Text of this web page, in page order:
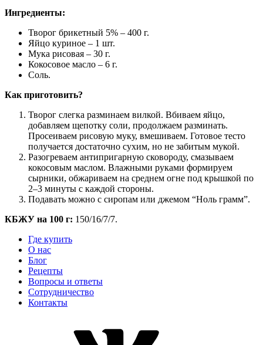
Ингредиенты:
Творог брикетный 5% – 400 г.
Яйцо куриное – 1 шт.
Мука рисовая – 30 г.
Кокосовое масло – 6 г.
Соль.
Как приготовить?
Творог слегка разминаем вилкой. Вбиваем яйцо,
добавляем щепотку соли, продолжаем разминать.
Просеиваем рисовую муку, вмешиваем. Готовое тесто
получается достаточно сухим, но не забитым мукой.
Разогреваем антипригарную сковороду, смазываем
кокосовым маслом. Влажными руками формируем
сырники, обжариваем на среднем огне под крышкой по
2–3 минуты с каждой стороны.
Подавать можно с сиропам или джемом “Ноль грамм”.
КБЖУ на 100 г: 150/16/7/7.
Где купить
О нас
Блог
Рецепты
Вопросы и ответы
Сотрудничество
Контакты